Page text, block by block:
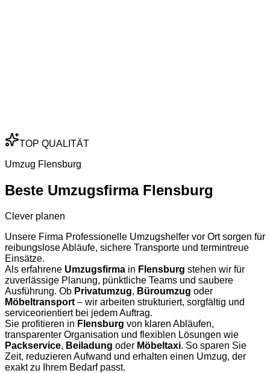
TOP QUALITÄT
Umzug Flensburg
Beste Umzugsfirma Flensburg
Clever planen
Unsere Firma Professionelle Umzugshelfer vor Ort sorgen für
reibungslose Abläufe, sichere Transporte und termintreue
Einsätze.
Als erfahrene Umzugsfirma in Flensburg stehen wir für
zuverlässige Planung, pünktliche Teams und saubere
Ausführung. Ob Privatumzug, Büroumzug oder
Möbeltransport – wir arbeiten strukturiert, sorgfältig und
serviceorientiert bei jedem Auftrag.
Sie profitieren in Flensburg von klaren Abläufen,
transparenter Organisation und flexiblen Lösungen wie
Packservice, Beiladung oder Möbeltaxi. So sparen Sie
Zeit, reduzieren Aufwand und erhalten einen Umzug, der
exakt zu Ihrem Bedarf passt.